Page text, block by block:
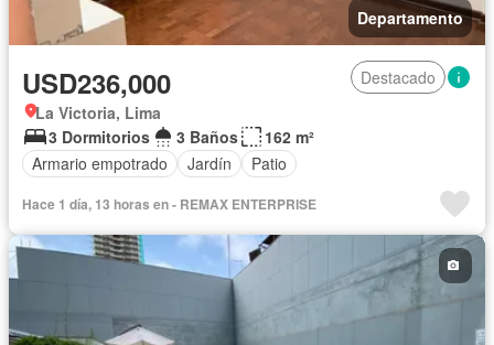
Departamento
USD236,000
Destacado
La Victoria, Lima
3 Dormitorios
3 Baños
162 m²
Armario empotrado
Jardín Patio
Hace 1 día, 13 horas en - REMAX ENTERPRISE